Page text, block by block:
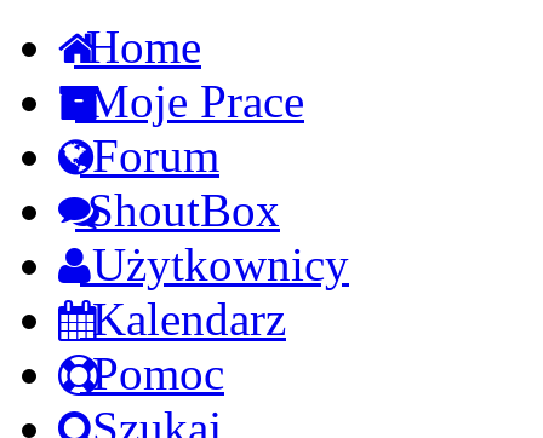
Home
Moje Prace
Forum
ShoutBox
Użytkownicy
Kalendarz
Pomoc